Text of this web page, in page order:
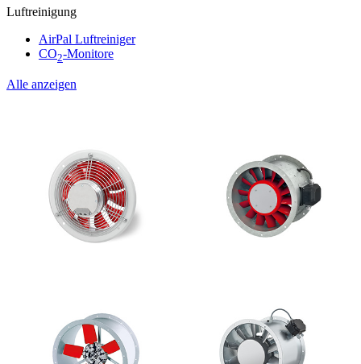
Luftreinigung
AirPal Luftreiniger
CO2-Monitore
Alle anzeigen